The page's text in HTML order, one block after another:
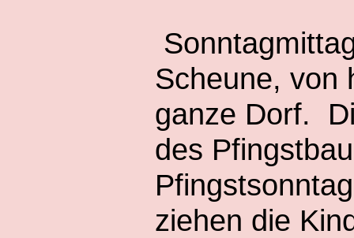
Scheune, von
ganze Dorf.
des
ziehen die